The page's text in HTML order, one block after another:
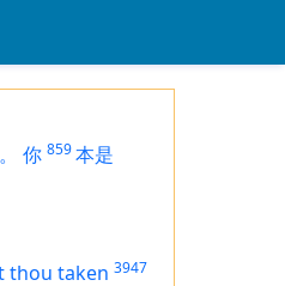
。 你 859本是
thou taken 3947